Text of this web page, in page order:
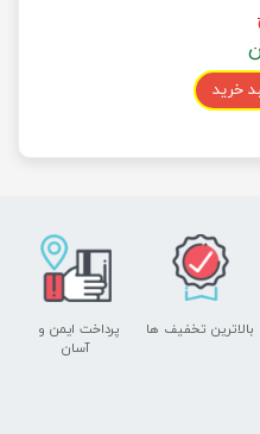
خرید
پرداخت ایمن و ​​​​​​​
آسان
بالاترین تخفیف ها